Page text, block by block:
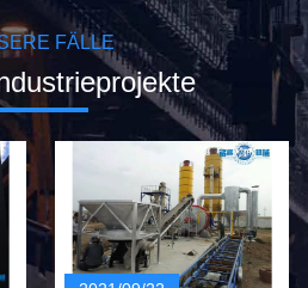
Kundenspezifische Farbhohe Leistungsfähigkeits-trockene Mörser-Anlage, trockene Mischungs-Mörser für Fliesen-Kleber
Kohlenstoffstahl-Betonmischer-Maschinen-kleiner gewundener Band-Mischer kundengebundene Farbe
Volle automatische trockene Mörser-Fertigungsstraße für das Zement-Sand-Mischen/Verpackung
3 - Mörser-Betriebsstahl-Material der Fliesen-5T/H klebendes trockenes
Fliesen-klebende Fertigungsstraße des großen Umfangs 10-12T/H mit PLC-Kontrollsystem
Hohe Leistungsfähigkeit industrielle Fliesen-klebende trockene Mörser-Betriebs-Zwillings-Verschiebung-Agravic
FÄLLE